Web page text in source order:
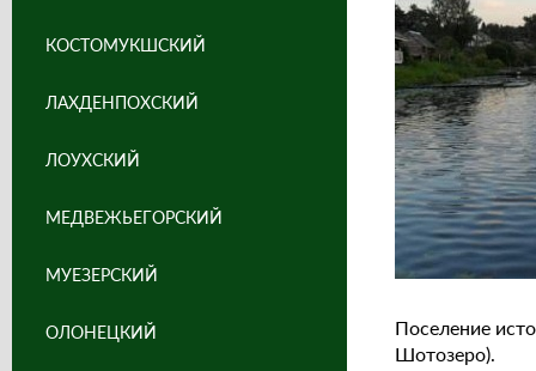
Поселение
Шотозеро).
КОСТОМУКШСКИЙ
ЛАХДЕНПОХСКИЙ
ЛОУХСКИЙ
МЕДВЕЖЬЕГОРСКИЙ
МУЕЗЕРСКИЙ
ОЛОНЕЦКИЙ